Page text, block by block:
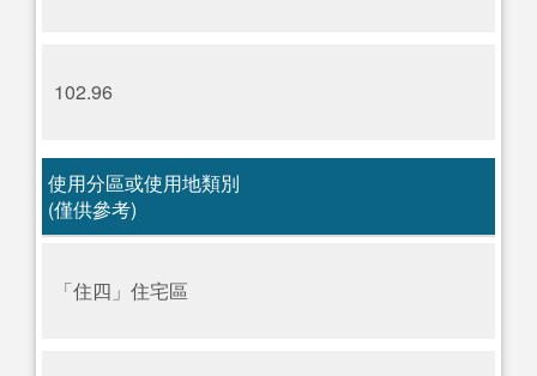
102.96
使用分區或使用地類別
(僅供參考)
「住四」住宅區